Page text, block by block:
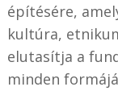
építésére,
kultúra,
elutasítja a
minden